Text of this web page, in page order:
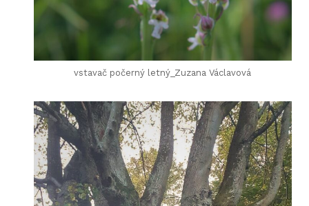
vstavač počerný letný_Zuzana Václavová